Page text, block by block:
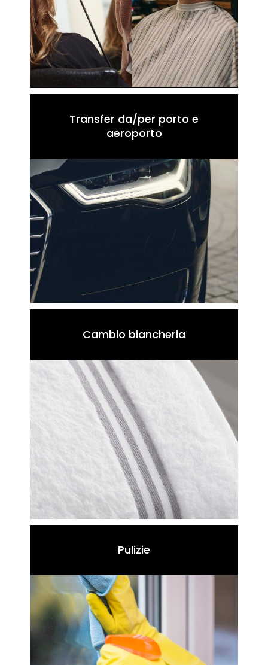
Transfer da/per porto e
aeroporto
Cambio biancheria
Pulizie